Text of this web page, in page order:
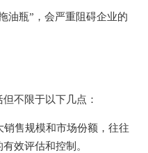
油瓶”，会严重阻碍企业的
不限于以下几点：
销售规模和市场份额，往往
效评估和控制。